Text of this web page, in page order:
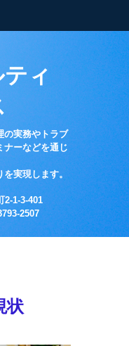
ィ
の実務やトラブ
ナーなどを通じ
実現します。
2-1-3-401
2507
状